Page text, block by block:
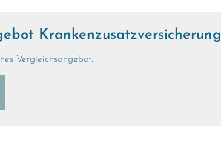
Kranken­zusatz­ver­si­che­rung
Vergleichsangebot.